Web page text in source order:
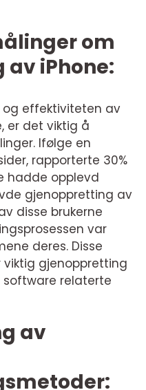
om
iPhone:
effektiviteten av
er det viktig å
Ifølge en
rapporterte 30%
hadde opplevd
gjenoppretting av
disse brukerne
var
deres. Disse
viktig gjenoppretting
software relaterte
av